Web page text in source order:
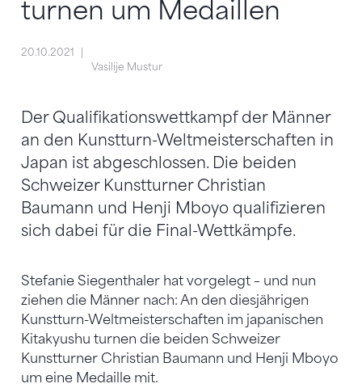
turnen um Medaillen
20.10.2021
Vasilije Mustur
Der Qualifikationswettkampf der Männer
an den Kunstturn-Weltmeisterschaften in
Japan ist abgeschlossen. Die beiden
Schweizer Kunstturner Christian
Baumann und Henji Mboyo qualifizieren
sich dabei für die Final-Wettkämpfe.
Stefanie Siegenthaler hat vorgelegt – und nun
ziehen die Männer nach: An den diesjährigen
Kunstturn-Weltmeisterschaften im japanischen
Kitakyushu turnen die beiden Schweizer
Kunstturner Christian Baumann und Henji Mboyo
um eine Medaille mit.